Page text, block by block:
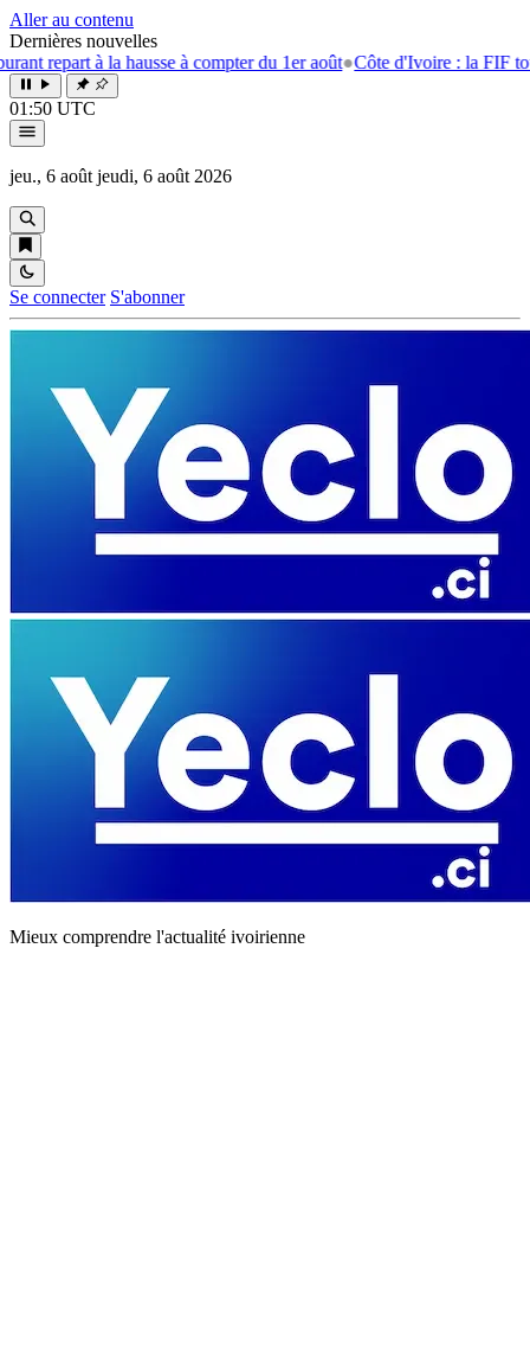
Aller au contenu
Dernières nouvelles
à la hausse à compter du 1er août● Côte d'Ivoire : la FIF tourne la
01:50 UTC
jeu., 6 août jeudi, 6 août 2026
Se connecter S'abonner
Mieux comprendre l'actualité ivoirienne